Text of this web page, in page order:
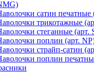
сатин печатные
трикотажные
стеганные (арт.
поплин (арт.
страйп-сатин
поплин